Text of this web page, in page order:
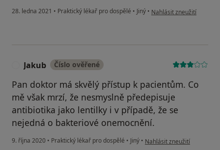
28. ledna 2021 • Praktický lékař pro dospělé • Jiný • podle názoru uživatele
Nahlásit zneužití
Jakub Číslo ověřené
Pan doktor má skvělý přístup k pacientům. Co
mě však mrzí, že nesmyslně předepisuje
antibiotika jako lentilky i v případě, že se
nejedná o bakteriové onemocnění.
9. října 2020 • Praktický lékař pro dospělé • Jiný • podle názoru uživatele
Nahlásit zneužití